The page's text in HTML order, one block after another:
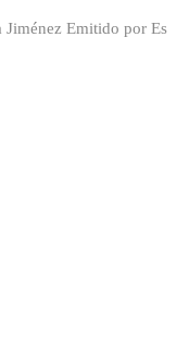
Jiménez Emitido por Es